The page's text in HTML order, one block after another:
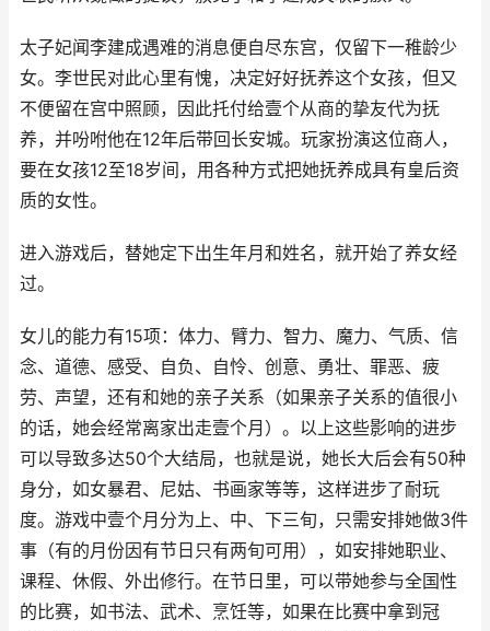
太子妃闻李建成遇难的消息便自尽东宫，仅留下一稚龄少
女。李世民对此心里有愧，决定好好抚养这个女孩，但又
不便留在宫中照顾，因此托付给壹个从商的挚友代为抚
养，并吩咐他在12年后带回长安城。玩家扮演这位商人，
要在女孩12至18岁间，用各种方式把她抚养成具有皇后资
质的女性。
进入游戏后，替她定下出生年月和姓名，就开始了养女经
过。
女儿的能力有15项：体力、臂力、智力、魔力、气质、信
念、道德、感受、自负、自怜、创意、勇壮、罪恶、疲
劳、声望，还有和她的亲子关系（如果亲子关系的值很小
的话，她会经常离家出走壹个月）。以上这些影响的进步
可以导致多达50个大结局，也就是说，她长大后会有50种
身分，如女暴君、尼姑、书画家等等，这样进步了耐玩
度。游戏中壹个月分为上、中、下三旬，只需安排她做3件
事（有的月份因有节日只有两旬可用），如安排她职业、
课程、休假、外出修行。在节日里，可以带她参与全国性
的比赛，如书法、武术、烹饪等，如果在比赛中拿到冠